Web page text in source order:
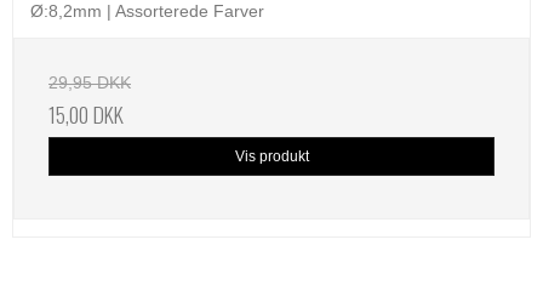
Ø:8,2mm | Assorterede Farver
29,95 DKK
15,00 DKK
Vis produkt